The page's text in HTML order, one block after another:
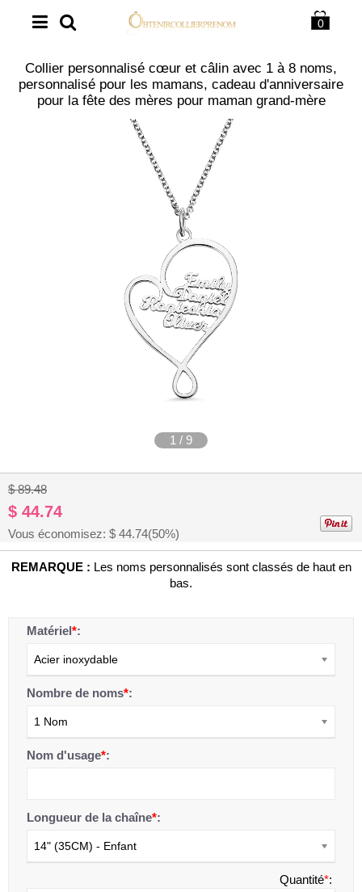
0
Collier personnalisé cœur et câlin avec 1 à 8 noms,
personnalisé pour les mamans, cadeau d'anniversaire
pour la fête des mères pour maman grand-mère
1 / 9
$ 89.48
$ 44.74
Vous économisez: $ 44.74(50%)
REMARQUE : Les noms personnalisés sont classés de haut en
bas.
Matériel*:
Acier inoxydable
Nombre de noms*:
1 Nom
Nom d'usage*:
Longueur de la chaîne*:
14" (35CM) - Enfant
Quantité*: